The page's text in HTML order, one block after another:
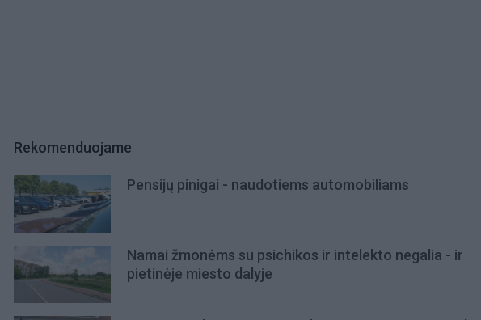
Rekomenduojame
Pensijų pinigai - naudotiems automobiliams
Namai žmonėms su psichikos ir intelekto negalia - ir
pietinėje miesto dalyje